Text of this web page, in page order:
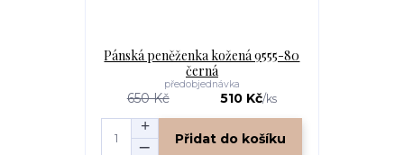
Pánská peněženka kožená 9555-80
černá
650 Kč 510 Kč/ks
předobjednávka
Přidat do košíku